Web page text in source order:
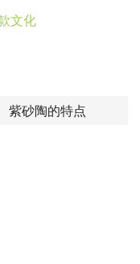
文化
紫砂陶的特点